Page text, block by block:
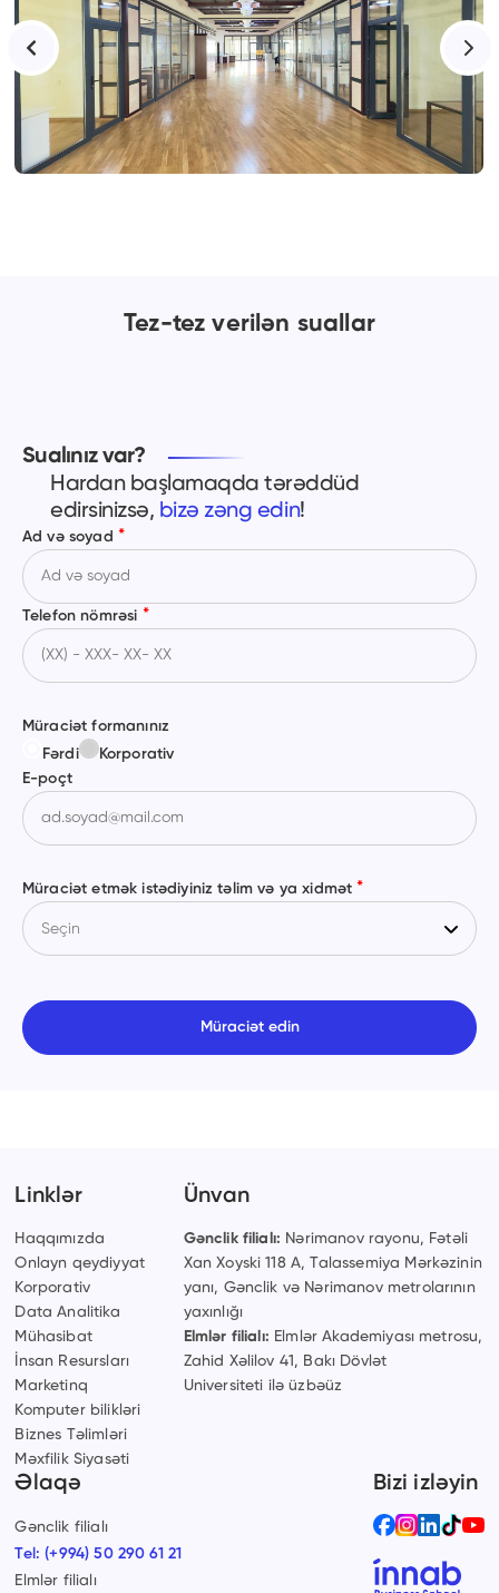
Tez-tez verilən suallar
Sualınız var?
Hardan başlamaqda tərəddüd
edirsinizsə, bizə zəng edin!
Ad və soyad *
Telefon nömrəsi *
Müraciət formanınız
Fərdi
Korporativ
E-poçt
Müraciət etmək istədiyiniz təlim və ya xidmət *
Müraciət edin
Linklər
Haqqımızda
Onlayn qeydiyyat
Korporativ
Data Analitika
Mühasibat
İnsan Resursları
Marketinq
Komputer bilikləri
Biznes Təlimləri
Məxfilik Siyasəti
Ünvan
Gənclik filialı: Nərimanov rayonu, Fətəli
Xan Xoyski 118 A, Talassemiya Mərkəzinin
yanı, Gənclik və Nərimanov metrolarının
yaxınlığı
Elmlər filialı: Elmlər Akademiyası metrosu,
Zahid Xəlilov 41, Bakı Dövlət
Universiteti ilə üzbəüz
Əlaqə
Gənclik filialı
Tel: (+994) 50 290 61 21
Elmlər filialı
Bizi izləyin